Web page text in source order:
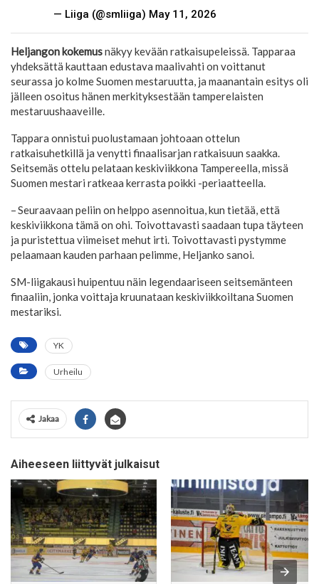
— Liiga (@smliiga) May 11, 2026
Heljangon kokemusnäkyy kevään ratkaisupeleissä. Tapparaa
yhdeksättä kauttaan edustava maalivahti on voittanut
seurassa jo kolme Suomen mestaruutta, ja maanantain esitys oli
jälleen osoitus hänen merkityksestään tamperelaisten
mestaruushaaveille.
Tappara onnistui puolustamaan johtoaan ottelun
ratkaisuhetkillä ja venytti finaalisarjan ratkaisuun saakka.
Seitsemäs ottelu pelataan keskiviikkona Tampereella, missä
Suomen mestari ratkeaa kerrasta poikki -periaatteella.
– Seuraavaan peliin on helppo asennoitua, kun tietää, että
keskiviikkona tämä on ohi. Toivottavasti saadaan tupa täyteen
ja puristettua viimeiset mehut irti. Toivottavasti pystymme
pelaamaan kauden parhaan pelimme, Heljanko sanoi.
SM-liigakausi huipentuu näin legendaariseen seitsemänteen
finaaliin, jonka voittaja kruunataan keskiviikkoiltana Suomen
mestariksi.
YK
Urheilu
Jakaa
Aiheeseen liittyvät julkaisut